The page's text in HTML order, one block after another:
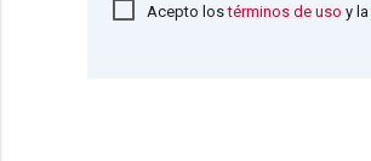
Acepto lostérminos de uso y la